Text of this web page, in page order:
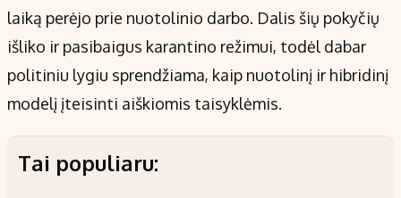
laiką perėjo prie nuotolinio darbo. Dalis šių pokyčių
išliko ir pasibaigus karantino režimui, todėl dabar
politiniu lygiu sprendžiama, kaip nuotolinį ir hibridinį
modelį įteisinti aiškiomis taisyklėmis.
Tai populiaru: